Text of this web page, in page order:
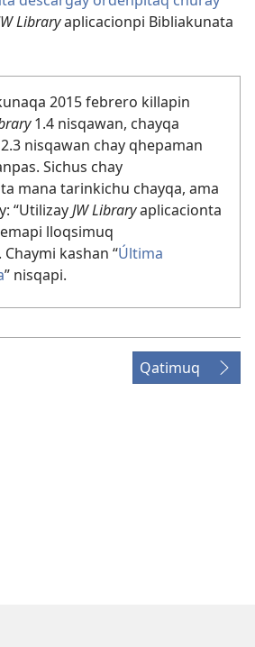
Libraryaplicacionpi Bibliakunata
2015 febrero killapin
1.4 nisqawan, chayqa
nisqawan chay qhepaman
Sichus chay
mana tarinkichu chayqa, ama
“UtilizayJW Libraryaplicacionta
lloqsimuq
kashan “Última
” nisqapi.
Qatimuq